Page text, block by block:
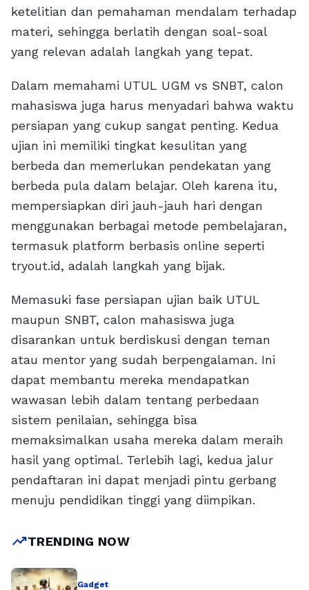
ketelitian dan pemahaman mendalam terhadap
materi, sehingga berlatih dengan soal-soal
yang relevan adalah langkah yang tepat.
Dalam memahami UTUL UGM vs SNBT, calon
mahasiswa juga harus menyadari bahwa waktu
persiapan yang cukup sangat penting. Kedua
ujian ini memiliki tingkat kesulitan yang
berbeda dan memerlukan pendekatan yang
berbeda pula dalam belajar. Oleh karena itu,
mempersiapkan diri jauh-jauh hari dengan
menggunakan berbagai metode pembelajaran,
termasuk platform berbasis online seperti
tryout.id, adalah langkah yang bijak.
Memasuki fase persiapan ujian baik UTUL
maupun SNBT, calon mahasiswa juga
disarankan untuk berdiskusi dengan teman
atau mentor yang sudah berpengalaman. Ini
dapat membantu mereka mendapatkan
wawasan lebih dalam tentang perbedaan
sistem penilaian, sehingga bisa
memaksimalkan usaha mereka dalam meraih
hasil yang optimal. Terlebih lagi, kedua jalur
pendaftaran ini dapat menjadi pintu gerbang
menuju pendidikan tinggi yang diimpikan.
trending_upTRENDING NOW
Gadget